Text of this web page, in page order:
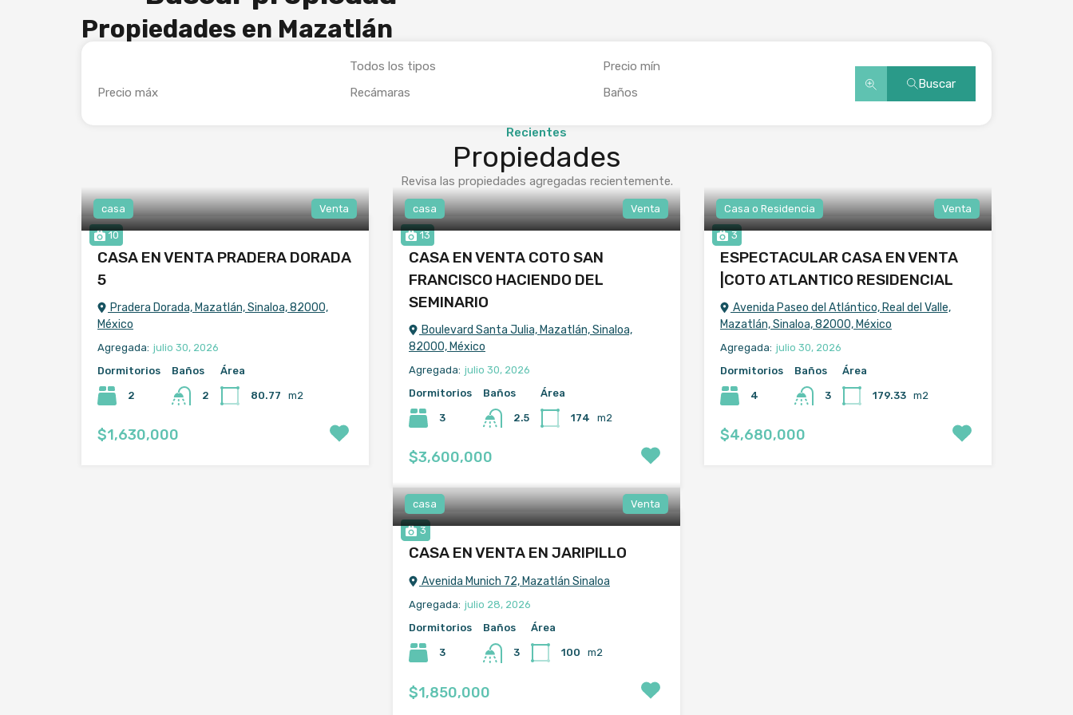
Propiedades en Mazatlán
Buscar
Recientes
Propiedades
Revisa las propiedades agregadas recientemente.
10
casa Venta
CASA EN VENTA PRADERA DORADA
5
Pradera Dorada, Mazatlán, Sinaloa, 82000,
México
Agregada: julio 30, 2026
Dormitorios
2
Baños
2
Área
80.77 m2
$1,630,000
13
casa Venta
CASA EN VENTA COTO SAN
FRANCISCO HACIENDO DEL
SEMINARIO
Boulevard Santa Julia, Mazatlán, Sinaloa,
82000, México
Agregada: julio 30, 2026
Dormitorios
3
Baños
2.5
Área
174 m2
$3,600,000
3
Casa o Residencia Venta
ESPECTACULAR CASA EN VENTA
|COTO ATLANTICO RESIDENCIAL
Avenida Paseo del Atlántico, Real del Valle,
Mazatlán, Sinaloa, 82000, México
Agregada: julio 30, 2026
Dormitorios
4
Baños
3
Área
179.33 m2
$4,680,000
3
casa Venta
CASA EN VENTA EN JARIPILLO
Avenida Munich 72, Mazatlán Sinaloa
Agregada: julio 28, 2026
Dormitorios
3
Baños
3
Área
100 m2
$1,850,000